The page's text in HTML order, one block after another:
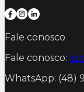
Fale conosco
Fale conosco:
WhatsApp: (48)